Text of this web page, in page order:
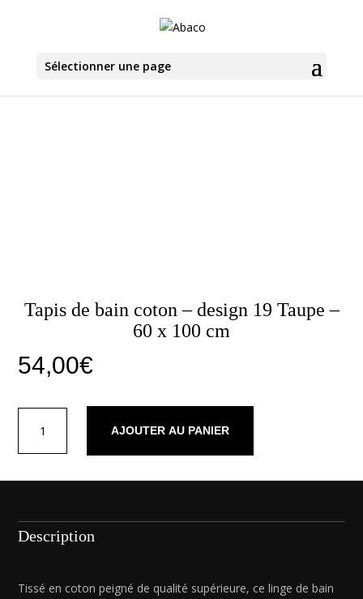
Sélectionner une page
Tapis de bain coton – design 19 Taupe –
60 x 100 cm
54,00€
Tapis
-
design
Taupe
AJOUTER AU PANIER
Description
Tissé en coton peigné de qualité supérieure, ce linge de bain